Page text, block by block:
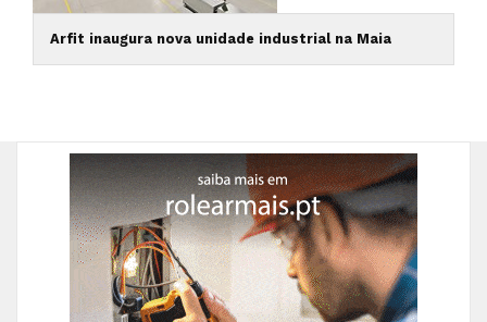
Arfit inaugura nova unidade industrial na Maia